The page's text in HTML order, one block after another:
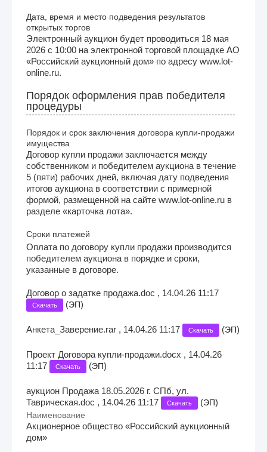
Дата, время и место подведения результатов
открытых торгов
Электронный аукцион будет проводиться 18 мая
2026 с 10:00 на электронной торговой площадке АО
«Российский аукционный дом» по адресу www.lot-
online.ru.
Порядок оформления прав победителя
процедуры
Порядок и срок заключения договора купли-продажи
имущества
Договор купли продажи заключается между
собственником и победителем аукциона в течение
5 (пяти) рабочих дней, включая дату подведения
итогов аукциона в соответствии с примерной
формой, размещенной на сайте www.lot-online.ru в
разделе «карточка лота».
Сроки платежей
Оплата по договору купли продажи производится
победителем аукциона в порядке и сроки,
указанные в договоре.
Договор о задатке продажа.doc , 14.04.26 11:17
Скачать (ЭП)
Анкета_Заверение.rar , 14.04.26 11:17 Скачать (ЭП)
Проект Договора купли-продажи.docx , 14.04.26
11:17
Скачать (ЭП)
аукцион Продажа 18.05.2026 г. СПб, ул.
Таврическая.doc , 14.04.26 11:17
Скачать (ЭП)
Наименование
Акционерное общество «Российский аукционный
дом»